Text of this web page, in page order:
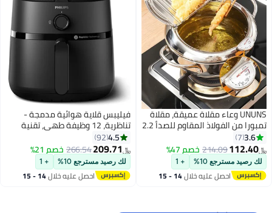
UNUNS وعاء مقلاة عميقة، مقلاة
تمبورا من الفولاذ المقاوم للصدأ 2.2
لتر 304 مع تحكم في درجة الحرارة،
وغطاء، ورف لتصريف قطرات الزيت
للبطاطس المقلية وأجنحة الدجاج
والروبيان، 20 سم
3.6
7
﷼‏112.40
214.09خصم 47%
لك رصيد مسترجع 10% + 1
احصل عليه خلال 14 - 15
فيليبس قلاية هوائية مدمجة -
تناظرية، 12 وظيفة طهي، تقنية
الهواء السريع
4.5
92
﷼‏209.71
266.54خصم 21%
لك رصيد مسترجع 10% + 1
احصل عليه خلال 14 - 15